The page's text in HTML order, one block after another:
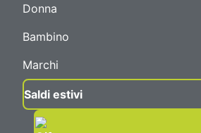
Donna
Bambino
Marchi
Saldi estivi